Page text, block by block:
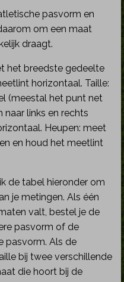
pasvorm en
om een maat
draagt.
het breedste gedeelte
horizontaal. Taille:
(meestal het punt net
naar links en rechts
Heupen: meet
en houd het meetlint
de tabel hieronder om
je metingen. Als één
valt, bestel je de
pasvorm of de
pasvorm. Als de
bij twee verschillende
die hoort bij de